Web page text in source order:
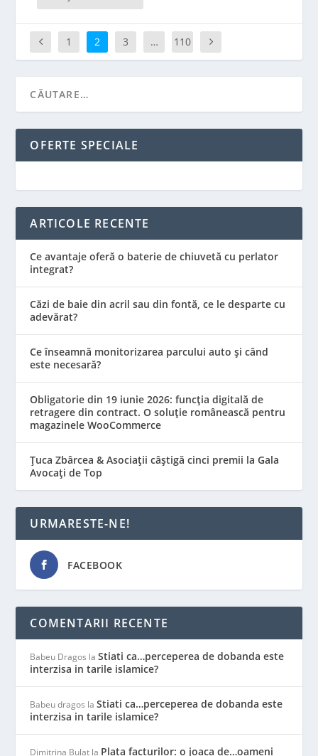
1 2 3 … 110
OFERTE SPECIALE
ARTICOLE RECENTE
Ce avantaje oferă o baterie de chiuvetă cu perlator
integrat?
Căzi de baie din acril sau din fontă, ce le desparte cu
adevărat?
Ce înseamnă monitorizarea parcului auto și când
este necesară?
Obligatorie din 19 iunie 2026: funcția digitală de
retragere din contract. O soluție românească pentru
magazinele WooCommerce
Țuca Zbârcea & Asociații câștigă cinci premii la Gala
Avocați de Top
URMARESTE-NE!
FACEBOOK
COMENTARII RECENTE
Babeu Dragos laStiati ca…perceperea de dobanda este
interzisa in tarile islamice?
Babeu dragos laStiati ca…perceperea de dobanda este
interzisa in tarile islamice?
Dimitrina Bulat la Plata facturilor: o joaca de…oameni